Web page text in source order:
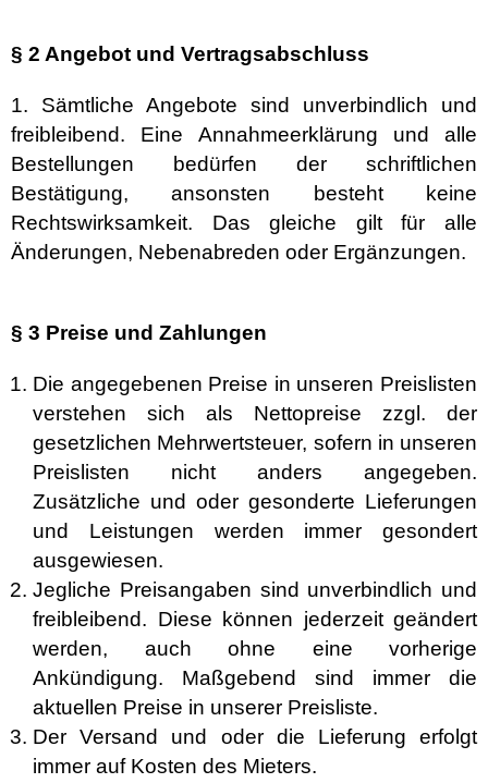
§ 2 Angebot und Vertragsabschluss
1. Sämtliche Angebote sind unverbindlich und
freibleibend. Eine Annahmeerklärung und alle
Bestellungen bedürfen der schriftlichen
Bestätigung, ansonsten besteht keine
Rechtswirksamkeit. Das gleiche gilt für alle
Änderungen, Nebenabreden oder Ergänzungen.
§ 3 Preise und Zahlungen
Die angegebenen Preise in unseren Preislisten
verstehen sich als Nettopreise zzgl. der
gesetzlichen Mehrwertsteuer, sofern in unseren
Preislisten nicht anders angegeben.
Zusätzliche und oder gesonderte Lieferungen
und Leistungen werden immer gesondert
ausgewiesen.
Jegliche Preisangaben sind unverbindlich und
freibleibend. Diese können jederzeit geändert
werden, auch ohne eine vorherige
Ankündigung. Maßgebend sind immer die
aktuellen Preise in unserer Preisliste.
Der Versand und oder die Lieferung erfolgt
immer auf Kosten des Mieters.